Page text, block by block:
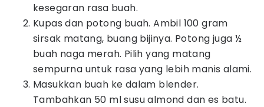
kesegaran rasa buah.
Kupas dan potong buah. Ambil 100 gram
sirsak matang, buang bijinya. Potong juga ½
buah naga merah. Pilih yang matang
sempurna untuk rasa yang lebih manis alami.
Masukkan buah ke dalam blender.
Tambahkan 50 ml susu almond dan es batu.